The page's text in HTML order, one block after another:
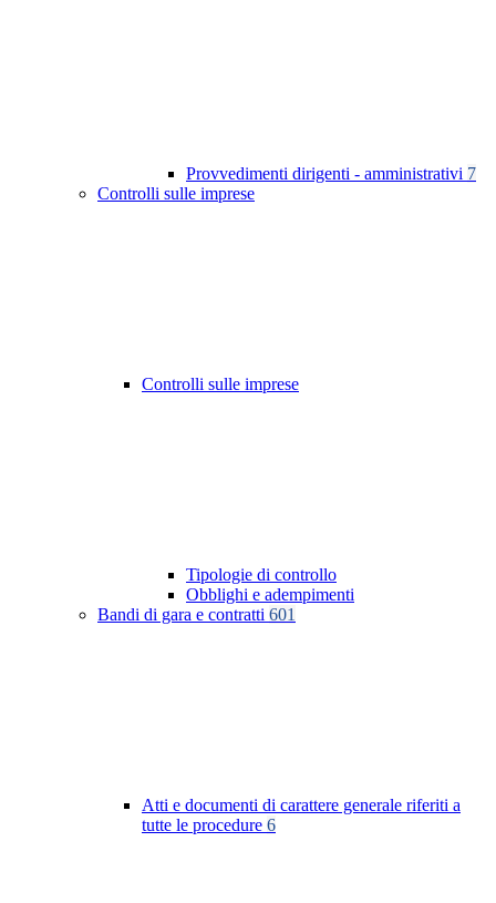
Provvedimenti dirigenti - amministrativi 7
Controlli sulle imprese
Controlli sulle imprese
Tipologie di controllo
Obblighi e adempimenti
Bandi di gara e contratti 601
Atti e documenti di carattere generale riferiti a
tutte le procedure 6